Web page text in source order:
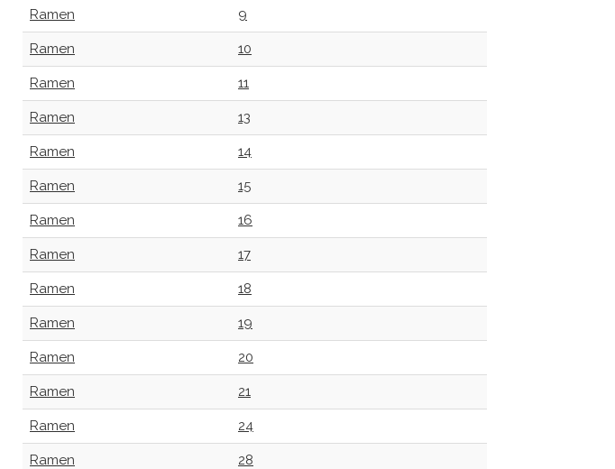
Ramen 9
Ramen 10
Ramen 11
Ramen 13
Ramen 14
Ramen 15
Ramen 16
Ramen 17
Ramen 18
Ramen 19
Ramen 20
Ramen 21
Ramen 24
Ramen 28